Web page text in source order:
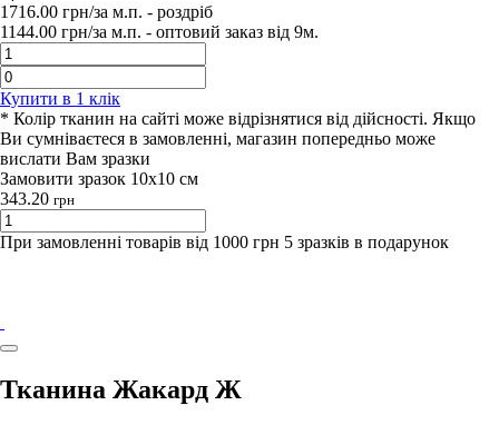
1716.00 грн/за м.п. - роздрiб
1144.00 грн/за м.п. - оптовий заказ вiд 9м.
Купити в 1 клiк
* Колір тканин на сайті може відрізнятися від дійсності. Якщо
Ви сумніваєтеся в замовленні, магазин попередньо може
вислати Вам зразки
Замовити зразок 10х10 см
343.20 грн
При замовленні товарів від 1000 грн 5 зразків в подарунок
Тканина Жакард Ж